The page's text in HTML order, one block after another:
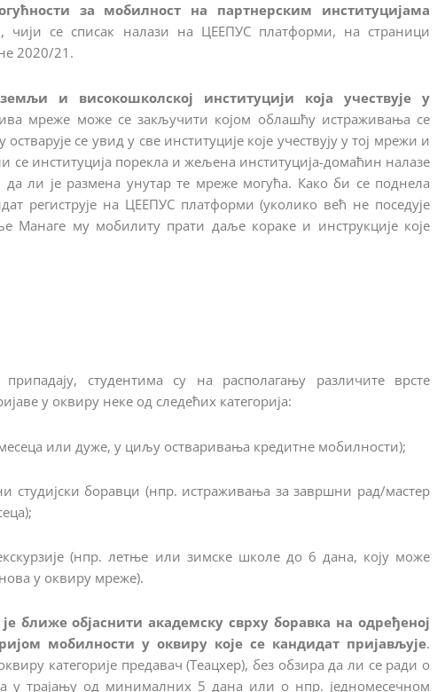
за мобилност на партнерским институцијама
, чији се списак налази на ЦЕЕПУС платформи, на страници
2020/21.
и високошколској институцији која учествује у
мреже може се закључити којом облашћу истраживања се
се увид у све институције које учествују у тој мрежи и
се институција порекла и жељена институција-домаћин налазе
ли је размена унутар те мреже могућа. Како би се поднела
региструје на ЦЕЕПУС платформи (уколико већ не поседује
Манаге мy мобилитy прати даље кораке и инструкције које
студентима су на располагању различите врсте
у оквиру неке од следећих категорија:
или дуже, у циљу остваривања кредитне мобилности);
студијски боравци (нпр. истраживања за завршни рад/мастер
(нпр. летње или зимске школе до 6 дана, коју може
у оквиру мреже).
ближе објаснити академску сврху боравка на одређеној
мобилности у оквиру које се кандидат пријављује.
категорије предавач (Теацхер), без обзира да ли се ради о
у трајању од минималних 5 дана или о нпр. једномесечном